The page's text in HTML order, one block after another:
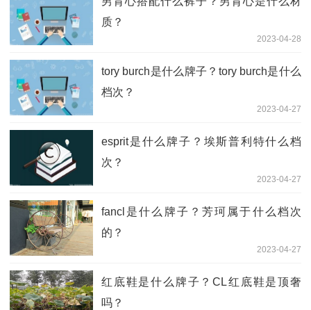
质？
2023-04-28
tory burch是什么牌子？tory burch是什么
档次？
2023-04-27
esprit是什么牌子？埃斯普利特什么档
次？
2023-04-27
fancl是什么牌子？芳珂属于什么档次
的？
2023-04-27
红底鞋是什么牌子？CL红底鞋是顶奢
吗？